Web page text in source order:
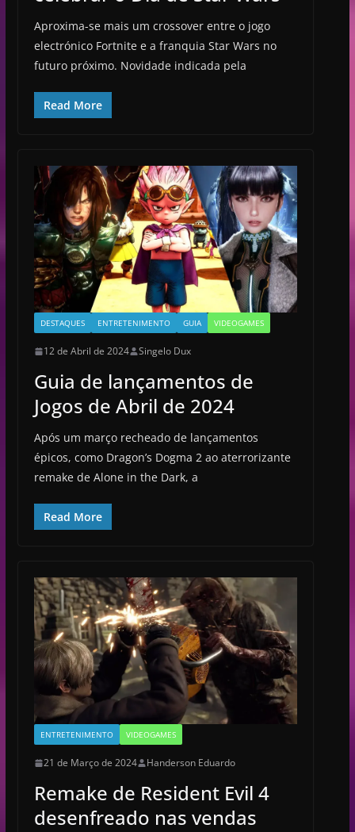
Aproxima-se mais um crossover entre o jogo
electrónico Fortnite e a franquia Star Wars no
futuro próximo. Novidade indicada pela
Read More
DESTAQUES ENTRETENIMENTO GUIA VIDEOGAMES
12 de Abril de 2024 Singelo Dux
Guia de lançamentos de
Jogos de Abril de 2024
Após um março recheado de lançamentos
épicos, como Dragon’s Dogma 2 ao aterrorizante
remake de Alone in the Dark, a
Read More
ENTRETENIMENTO VIDEOGAMES
21 de Março de 2024 Handerson Eduardo
Remake de Resident Evil 4
desenfreado nas vendas